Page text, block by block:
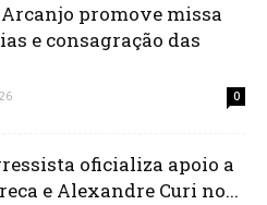
promove missa
e consagração das
0
oficializa apoio a
e Alexandre Curi no...